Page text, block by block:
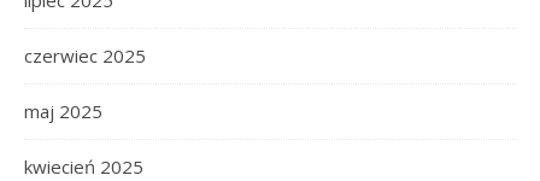
czerwiec 2025
maj 2025
kwiecień 2025